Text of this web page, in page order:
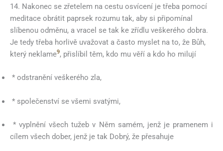
14. Nakonec se zřetelem na cestu osvícení je třeba pomocí
meditace obrátit paprsek rozumu tak, aby si připomínal
slíbenou odměnu, a vracel se tak ke zřídlu veškerého dobra.
Je tedy třeba horlivě uvažovat a často myslet na to, že Bůh,
který neklame9, přislíbil těm, kdo mu věří a kdo ho milují
* odstranění veškerého zla,
* společenství se všemi svatými,
* vyplnění všech tužeb v Něm samém, jenž je pramenem i
cílem všech dober, jenž je tak Dobrý, že přesahuje